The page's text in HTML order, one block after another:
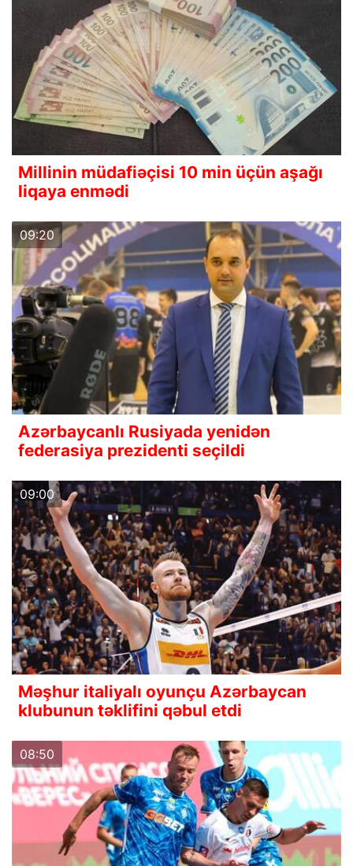
Millinin müdafiəçisi 10 min üçün aşağı
liqaya enmədi
09:20
Azərbaycanlı Rusiyada yenidən
federasiya prezidenti seçildi
09:00
Məşhur italiyalı oyunçu Azərbaycan
klubunun təklifini qəbul etdi
08:50